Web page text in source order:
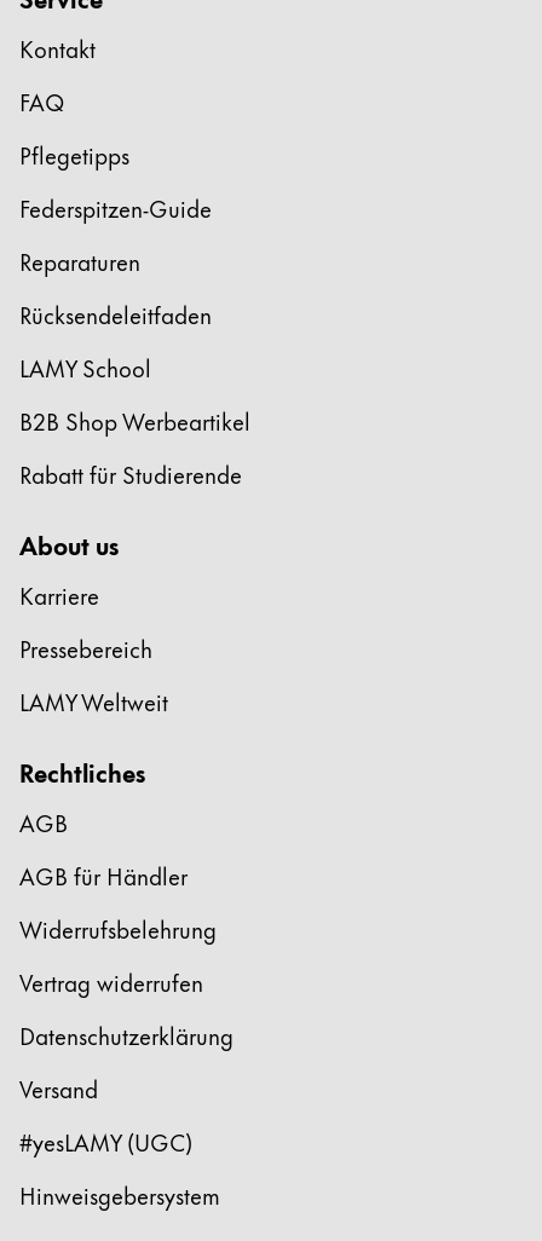
Kontakt
FAQ
Pflegetipps
Federspitzen-Guide
Reparaturen
Rücksendeleitfaden
LAMY School
B2B Shop Werbeartikel
Rabatt für Studierende
About us
Karriere
Pressebereich
LAMY Weltweit
Rechtliches
AGB
AGB für Händler
Widerrufsbelehrung
Vertrag widerrufen
Datenschutzerklärung
Versand
#yesLAMY (UGC)
Hinweisgebersystem